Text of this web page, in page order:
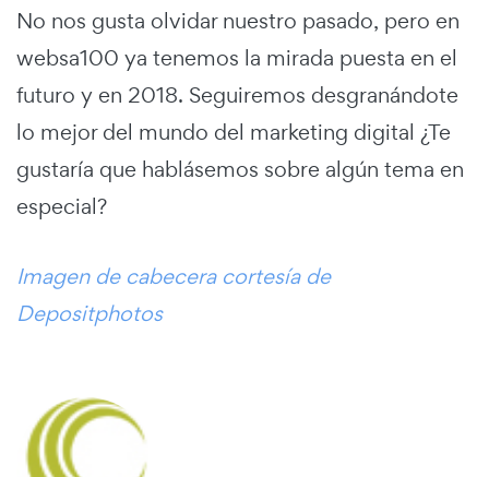
No nos gusta olvidar nuestro pasado, pero en
websa100 ya tenemos la mirada puesta en el
futuro y en 2018. Seguiremos desgranándote
lo mejor del mundo del marketing digital ¿Te
gustaría que hablásemos sobre algún tema en
especial?
Imagen de cabecera cortesía de
Depositphotos